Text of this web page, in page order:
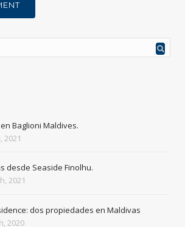
Baglioni Maldives.
2021
desde Seaside Finolhu.
2021
dos propiedades en Maldivas
2020